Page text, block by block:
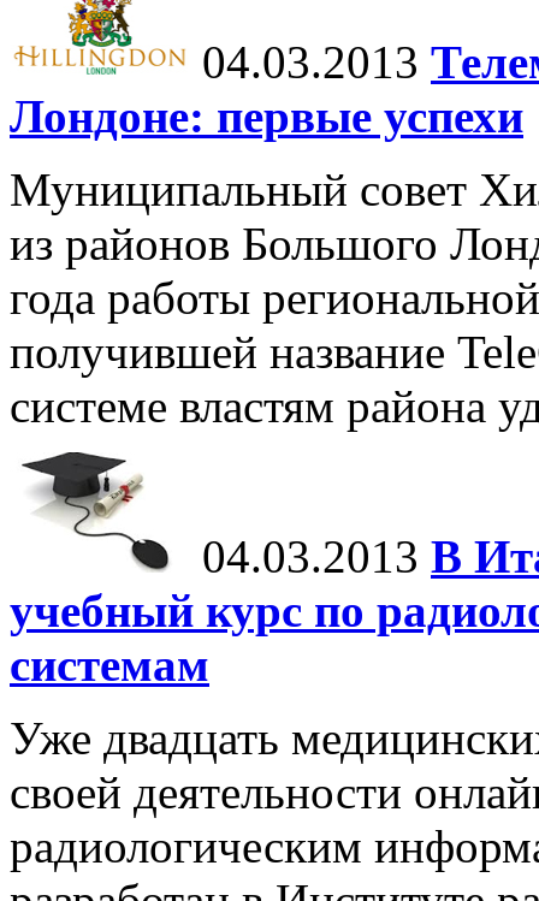
04.03.2013
Лондоне: первые успехи
Муниципальный совет
из районов Большого
года работы
получившей название
системе властям района
04.03.2013 В
учебный курс по
системам
Уже двадцать
своей деятельности
радиологическим